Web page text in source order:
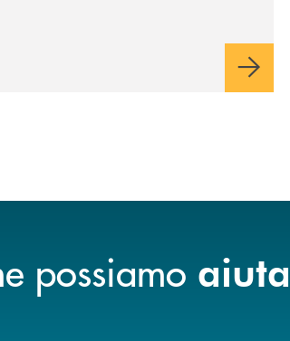
di valori comuni e sulla
ai territori, per ampliare l’offerta
possiamo